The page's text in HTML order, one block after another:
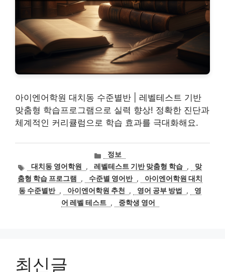
아이엔어학원 대치동 수준별반 | 레벨테스트 기반
맞춤형 학습프로그램으로 실력 향상! 정확한 진단과
체계적인 커리큘럼으로 학습 효과를 극대화해요.
카
테
고
리
정보
태
그
대치동 영어학원 , 레벨테스트 기반 맞춤형 학습 ,
맞
춤형 학습 프로그램
, 수준별 영어반 ,
아이엔어학원 대치
동 수준별반 , 아이엔어학원 추천 , 영어 공부 방법 ,
영
어 레벨 테스트 , 중학생 영어
최신글